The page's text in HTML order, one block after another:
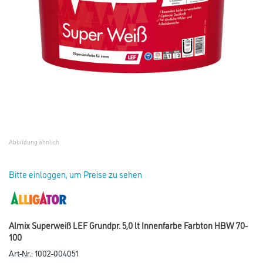
Abbildung ähnlich
Bitte einloggen, um Preise zu sehen
Almix Superweiß LEF Grundpr. 5,0 lt Innenfarbe Farbton HBW 70-
100
Art-Nr.:1002-004051